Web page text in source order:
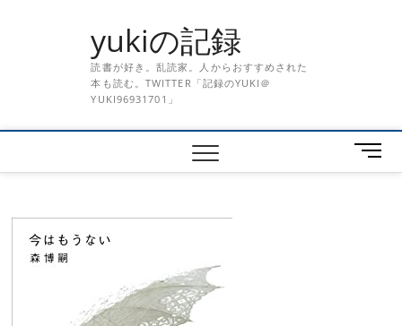
yukiの記録
読書が好き。乱読家。人からおすすめされた
本も読む。TWITTER「記録のYUKI＠
YUKI96931701」
メ
ニ